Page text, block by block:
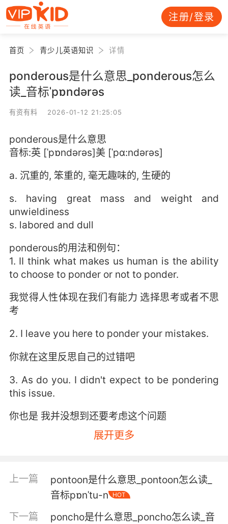
注册/登录
首页 青少儿英语知识 详情
ponderous是什么意思_ponderous怎么
读_音标ˈpɒndərəs
有资有料 2026-01-12 21:25:05
ponderous是什么意思
音标:英 [ˈpɒndərəs]美 [ˈpɑ:ndərəs]
a. 沉重的, 笨重的, 毫无趣味的, 生硬的
s. having great mass and weight and
unwieldiness
s. labored and dull
ponderous的用法和例句：
1. II think what makes us human is the ability
to choose to ponder or not to ponder.
我觉得人性体现在我们有能力 选择思考或者不思
考
2. I leave you here to ponder your mistakes.
你就在这里反思自己的过错吧
3. As do you. I didn't expect to be pondering
this issue.
你也是 我并没想到还要考虑这个问题
4. My third... I pondered for a great while.
5. Anyway, I'll leave you to ponder that.
展开更多
上一篇
pontoon是什么意思_pontoon怎么读_
音标pɒnˈtu-n
HOT
下一篇
poncho是什么意思_poncho怎么读_音